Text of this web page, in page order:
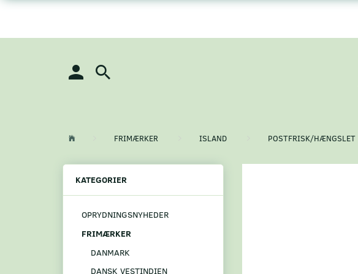
FRIMÆRKER ISLAND POSTFRISK/HÆNGSLET
KATEGORIER
OPRYDNINGSNYHEDER
FRIMÆRKER
DANMARK
DANSK VESTINDIEN